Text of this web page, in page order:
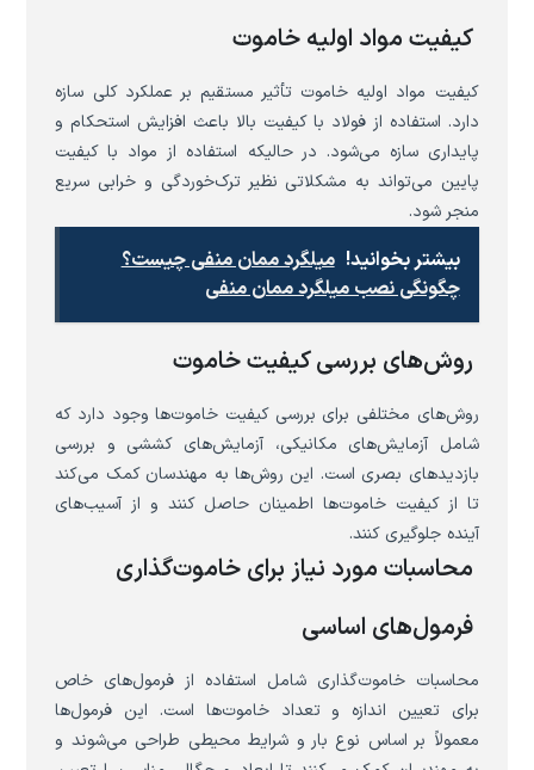
کیفیت مواد اولیه خاموت
کیفیت مواد اولیه خاموت تأثیر مستقیم بر عملکرد کلی سازه
دارد. استفاده از فولاد با کیفیت بالا باعث افزایش استحکام و
پایداری سازه می‌شود. در حالیکه استفاده از مواد با کیفیت
پایین می‌تواند به مشکلاتی نظیر ترک‌خوردگی و خرابی سریع
منجر شود.
بیشتر بخوانید! میلگرد ممان منفی چیست؟
چگونگی نصب میلگرد ممان منفی
روش‌های بررسی کیفیت خاموت
روش‌های مختلفی برای بررسی کیفیت خاموت‌ها وجود دارد که
شامل آزمایش‌های مکانیکی، آزمایش‌های کششی و بررسی
بازدیدهای بصری است. این روش‌ها به مهندسان کمک می‌کند
تا از کیفیت خاموت‌ها اطمینان حاصل کنند و از آسیب‌های
آینده جلوگیری کنند.
محاسبات مورد نیاز برای خاموت‌گذاری
فرمول‌های اساسی
محاسبات خاموت‌گذاری شامل استفاده از فرمول‌های خاص
برای تعیین اندازه و تعداد خاموت‌ها است. این فرمول‌ها
معمولاً بر اساس نوع بار و شرایط محیطی طراحی می‌شوند و